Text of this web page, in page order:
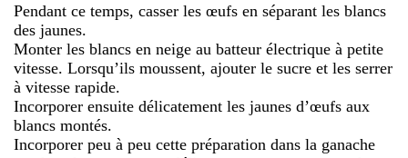
Pendant ce temps, casser les œufs en séparant les blancs
des jaunes.
Monter les blancs en neige au batteur électrique à petite
vitesse. Lorsqu’ils moussent, ajouter le sucre et les serrer
à vitesse rapide.
Incorporer ensuite délicatement les jaunes d’œufs aux
blancs montés.
Incorporer peu à peu cette préparation dans la ganache